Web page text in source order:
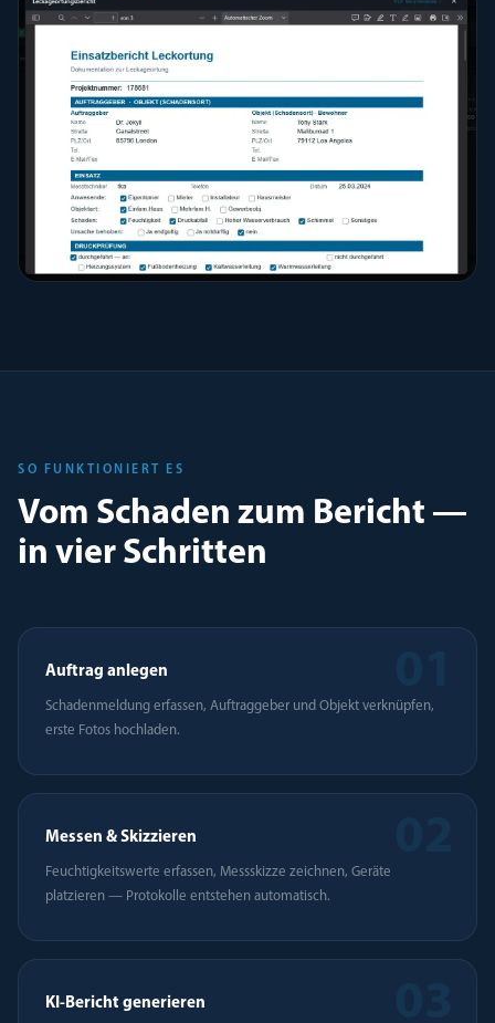
SO FUNKTIONIERT ES
Vom Schaden zum Bericht —
in vier Schritten
Auftrag anlegen
Schadenmeldung erfassen, Auftraggeber und Objekt verknüpfen,
erste Fotos hochladen.
Messen & Skizzieren
Feuchtigkeitswerte erfassen, Messskizze zeichnen, Geräte
platzieren — Protokolle entstehen automatisch.
KI-Bericht generieren